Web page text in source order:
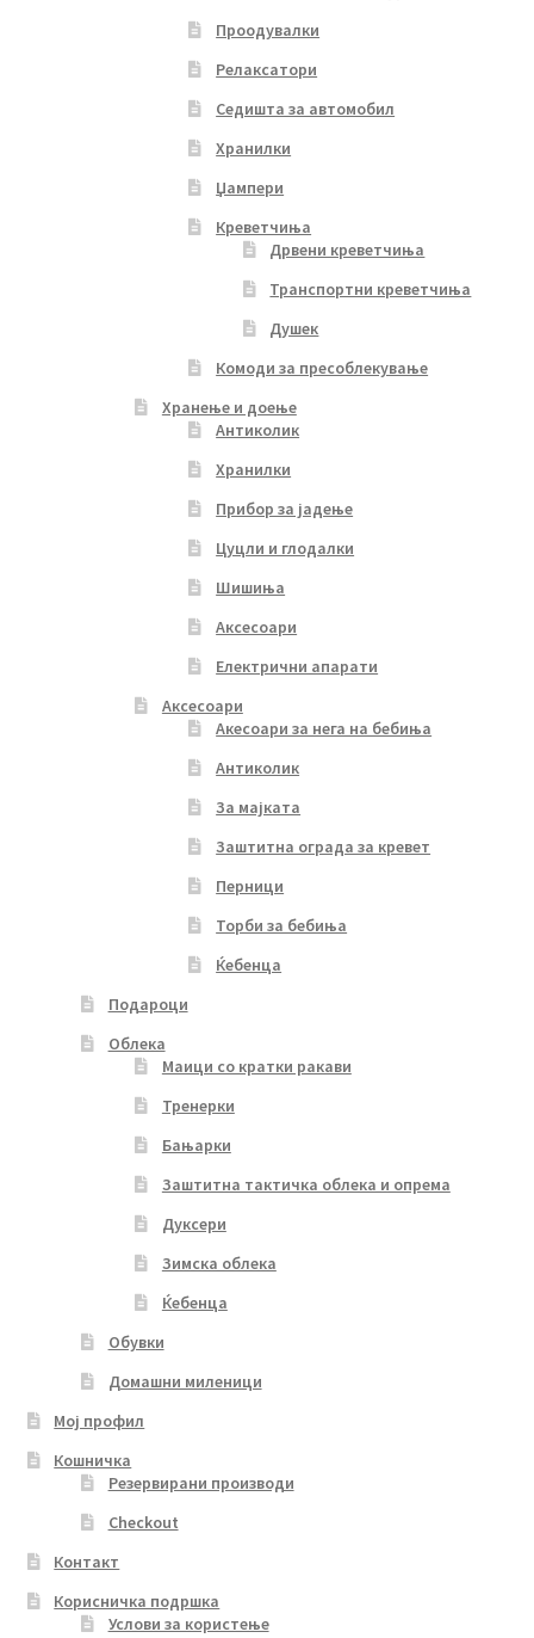
Проодувалки
Релаксатори
Седишта за автомобил
Хранилки
Џампери
Креветчиња
Дрвени креветчиња
Транспортни креветчиња
Душек
Комоди за пресоблекување
Хранење и доење
Антиколик
Хранилки
Прибор за јадење
Цуцли и глодалки
Шишиња
Аксесоари
Електрични апарати
Аксесоари
Акесоари за нега на бебиња
Антиколик
За мајката
Заштитна ограда за кревет
Перници
Торби за бебиња
Ќебенца
Подароци
Облека
Маици со кратки ракави
Тренерки
Бањарки
Заштитна тактичка облека и опрема
Дуксери
Зимска облека
Ќебенца
Обувки
Домашни миленици
Мој профил
Кошничка
Резервирани производи
Checkout
Контакт
Корисничка подршка
Услови за користење